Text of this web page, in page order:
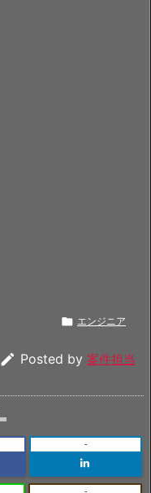
 エンジニア
 Posted by 案件担当
-